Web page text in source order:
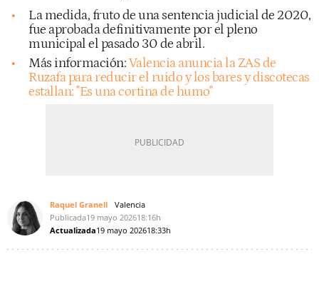
La medida, fruto de una sentencia judicial de 2020,
fue aprobada definitivamente por el pleno
municipal el pasado 30 de abril.
Más información:Valencia anuncia la ZAS de
Ruzafa para reducir el ruido y los bares y discotecas
estallan: "Es una cortina de humo"
Raquel Granell
Valencia
Publicada19 mayo 202618:16h
Actualizada19 mayo 202618:33h